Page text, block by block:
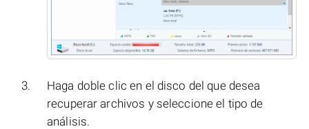
Haga doble clic en el disco del que desea
recuperar archivos y seleccione el tipo de
análisis.